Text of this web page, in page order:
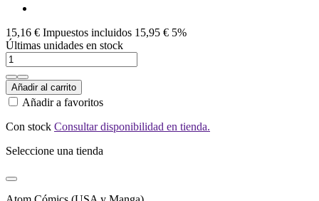
15,16 € Impuestos incluidos 15,95 € 5%
Últimas unidades en stock
Añadir al carrito
Añadir a favoritos
Con stock Consultar disponibilidad en tienda.
Seleccione una tienda